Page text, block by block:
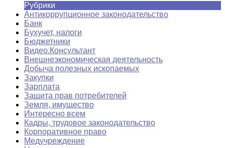
Рубрики
Антикоррупционное законодательство
Банк
Бухучет, налоги
Бюджетники
Видео.Консультант
Внешнеэкономическая деятельность
Добыча полезных ископаемых
Закупки
Зарплата
Защита прав потребителей
Земля, имущество
Интересно всем
Кадры, трудовое законодательство
Корпоративное право
Медучреждение